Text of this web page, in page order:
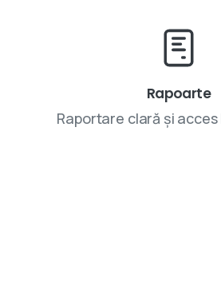
Rapoarte
Raportare clară și